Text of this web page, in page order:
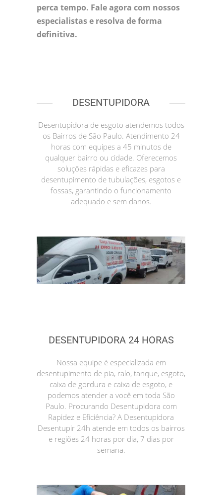
perca tempo. Fale agora com nossos
especialistas e resolva de forma
definitiva.
DESENTUPIDORA
Desentupidora de esgoto atendemos todos
os Bairros de São Paulo. Atendimento 24
horas com equipes a 45 minutos de
qualquer bairro ou cidade. Oferecemos
soluções rápidas e eficazes para
desentupimento de tubulações, esgotos e
fossas, garantindo o funcionamento
adequado e sem danos.
DESENTUPIDORA 24 HORAS
Nossa equipe é especializada em
desentupimento de pia, ralo, tanque, esgoto,
caixa de gordura e caixa de esgoto, e
podemos atender a você em toda São
Paulo. Procurando Desentupidora com
Rapidez e Eficiência? A Desentupidora
Desentupir 24h atende em todos os bairros
e regiões 24 horas por dia, 7 dias por
semana.